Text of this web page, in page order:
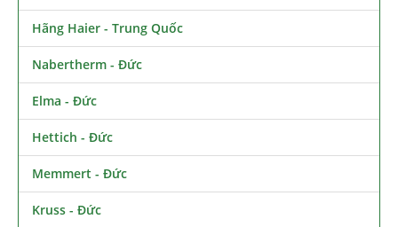
Hãng Haier - Trung Quốc
Nabertherm - Đức
Elma - Đức
Hettich - Đức
Memmert - Đức
Kruss - Đức